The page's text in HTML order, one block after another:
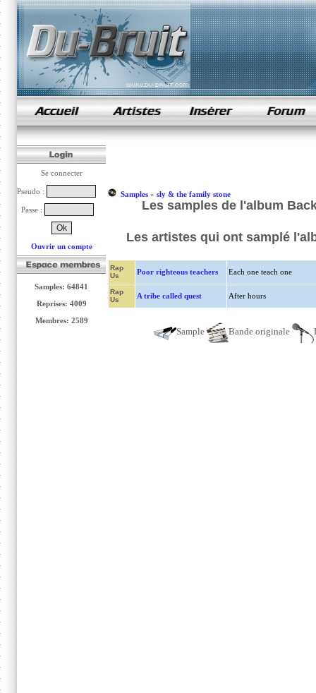
samples de rap
Se connecter
Pseudo :
Passe :
Ouvrir un compte
Samples: 64841
Reprises: 4009
Membres: 2589
Samples» sly & the family stone
Les samples de l'album
Les artistes qui ont samplé
Rap
Us
Poor righteous teachers Each one teach one
Rap
Us
A tribe called quest After hours
Sample Bande originale